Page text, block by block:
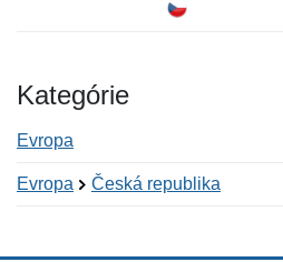
Kategórie
Evropa
Evropa Česká republika